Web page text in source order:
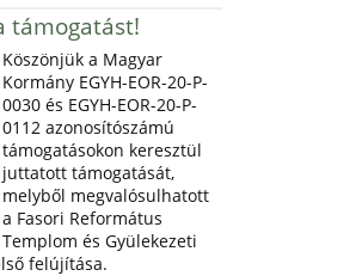
támogatást!
Köszönjük a Magyar
Kormány EGYH-EOR-20-P-
0030 és EGYH-EOR-20-P-
0112 azonosítószámú
támogatásokon keresztül
juttatott támogatását,
melyből megvalósulhatott
a Fasori Református
Templom és Gyülekezeti
felújítása.